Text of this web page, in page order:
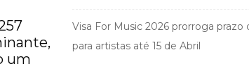
um
Visa For Music 2026 prorroga prazo
para artistas até 15 de Abril